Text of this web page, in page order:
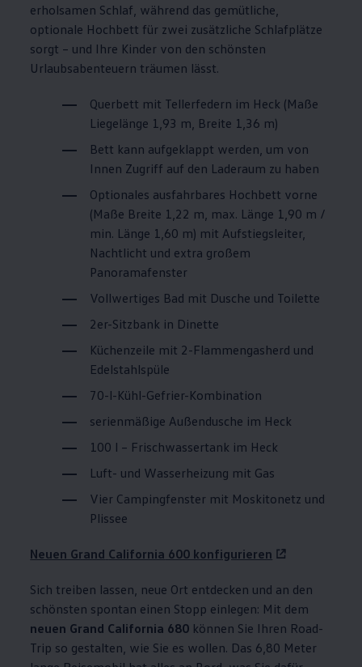
erholsamen Schlaf, während das gemütliche,
optionale Hochbett für zwei zusätzliche Schlafplätze
sorgt – und Ihre Kinder von den schönsten
Urlaubsabenteuern träumen lässt.
Querbett mit Tellerfedern im Heck (Maße
Liegelänge 1,93 m, Breite 1,36 m)
Bett kann aufgeklappt werden, um von
Innen Zugriff auf den Laderaum zu haben
Optionales ausfahrbares Hochbett vorne
(Maße Breite 1,22 m, max. Länge 1,90 m /
min. Länge 1,60 m) mit Aufstiegsleiter,
Nachtlicht und extra großem
Panoramafenster
Vollwertiges Bad mit Dusche und Toilette
2er-Sitzbank in Dinette
Küchenzeile mit 2-Flammengasherd und
Edelstahlspüle
70-l-Kühl-Gefrier-Kombination
serienmäßige Außendusche im Heck
100 l – Frischwassertank im Heck
Luft- und Wasserheizung mit Gas
Vier Campingfenster mit Moskitonetz und
Plissee
Neuen Grand California 600 konfigurieren
Sich treiben lassen, neue Ort entdecken und an den
schönsten spontan einen Stopp einlegen: Mit dem
neuen Grand California 680 können Sie Ihren Road-
Trip so gestalten, wie Sie es wollen. Das 6,80 Meter